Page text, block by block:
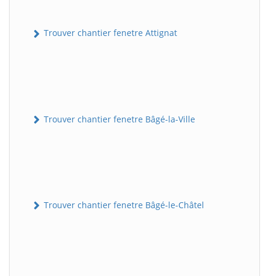
Trouver chantier fenetre Attignat
Trouver chantier fenetre Bâgé-la-Ville
Trouver chantier fenetre Bâgé-le-Châtel